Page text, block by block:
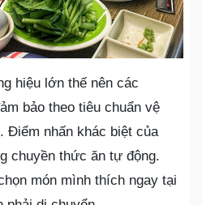
hiệu lớn thế nên các
bảo theo tiêu chuẩn vệ
Điểm nhấn khác biệt của
chuyền thức ăn tự động.
món mình thích ngay tại